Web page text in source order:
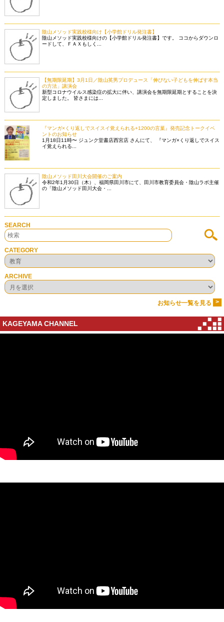
陰山メソッド実践校様向け【小学館ドリル発注書】
陰山メソッド実践校様向けの【小学館ドリル発注書】です。 ココからダウンロ
ードして、ＦＡＸもしく...
【無期限延期】3月1日／陰山英男プロデュース「伸びない子どもを伸ばす本当
の方法」講演会
新型コロナウイルス感染症の拡大に伴い、講演会を無期限延期とすることを決
定しました。 皆さまには...
『マンガ×くり返しでスイスイ覚えられる+1200の言葉』発売記念トークイベ
ントのお知らせ
1月18日11時〜 ジュンク堂書店西宮店 さんにて、 『マンガ×くり返しでスイス
イ覚えられる...
陰山メソッド田川大会開催のご案内
令和2年1月30日（木）、福岡県田川市にて、田川市教育委員会・陰山ラボ主催
の「陰山メソッド田川大会・...
SEARCH
CATEGORY
ARCHIVE
お知らせ一覧を見る >
KAGEYAMA CHANNEL